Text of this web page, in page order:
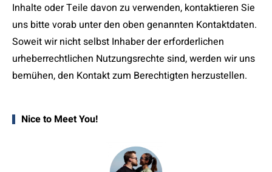
Inhalte oder Teile davon zu verwenden, kontaktieren Sie
uns bitte vorab unter den oben genannten Kontaktdaten.
Soweit wir nicht selbst Inhaber der erforderlichen
urheberrechtlichen Nutzungsrechte sind, werden wir uns
bemühen, den Kontakt zum Berechtigten herzustellen.
Nice to Meet You!